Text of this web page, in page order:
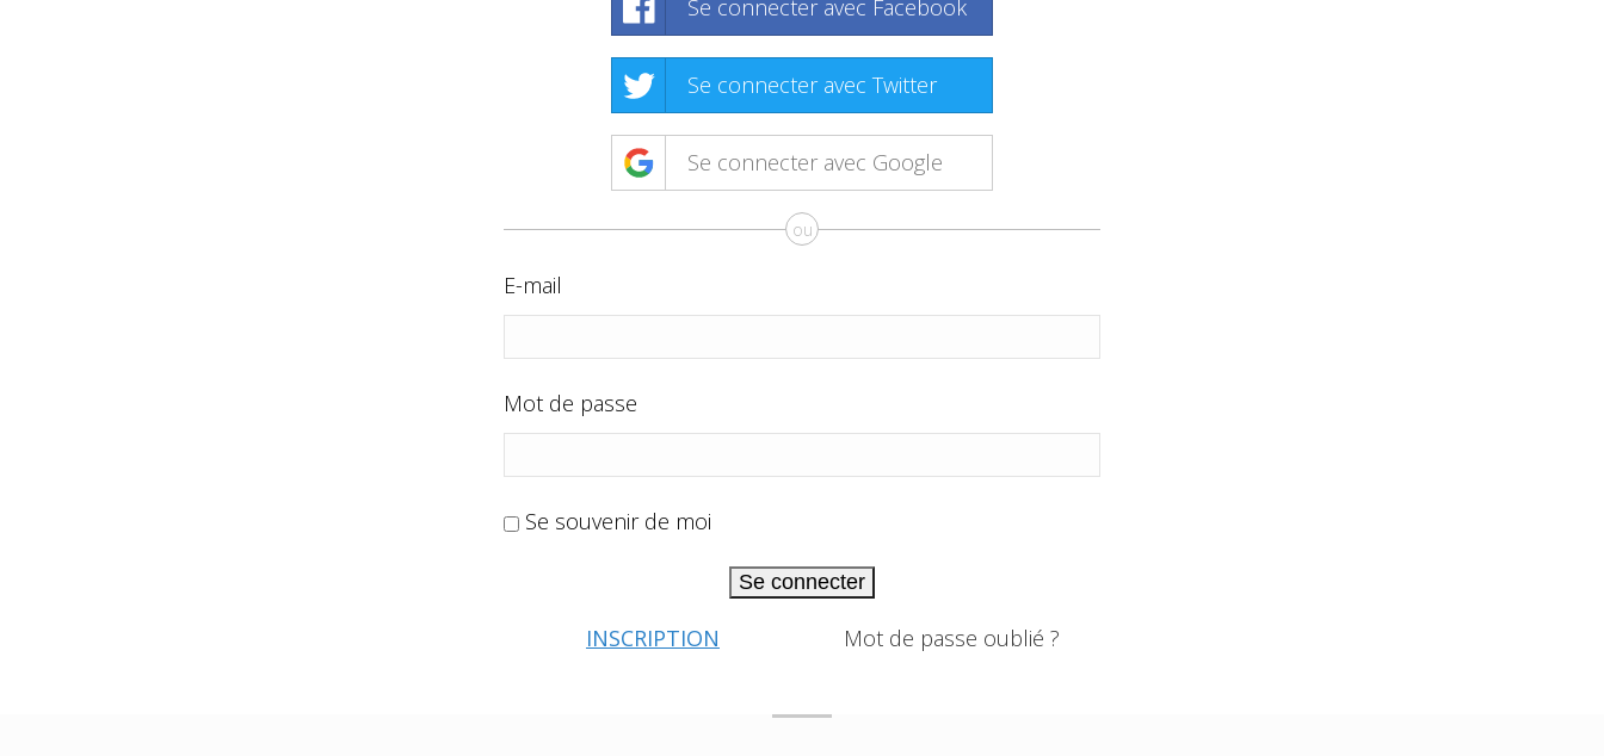
Se connecter avec Facebook
Se connecter avec Twitter
Se connecter avec Google
ou
E-mail
Mot de passe
Se souvenir de moi
Se connecter
INSCRIPTION Mot de passe oublié ?